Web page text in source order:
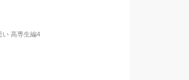
い 高専生編4